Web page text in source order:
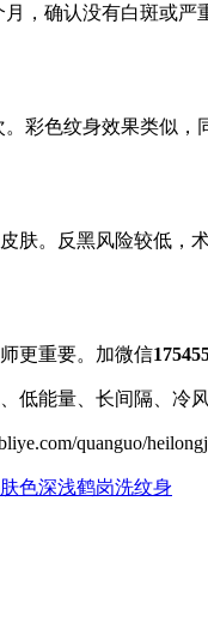
，确认没有白斑或
彩色纹身效果类似
肤。反黑风险较低，
更重要。加微信
低能量、长间隔、冷
quanguo/
肤色深浅鹤岗洗纹身